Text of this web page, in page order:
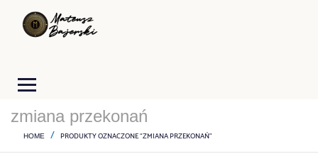
zmiana przekonań
HOME PRODUKTY OZNACZONE “ZMIANA PRZEKONAŃ”